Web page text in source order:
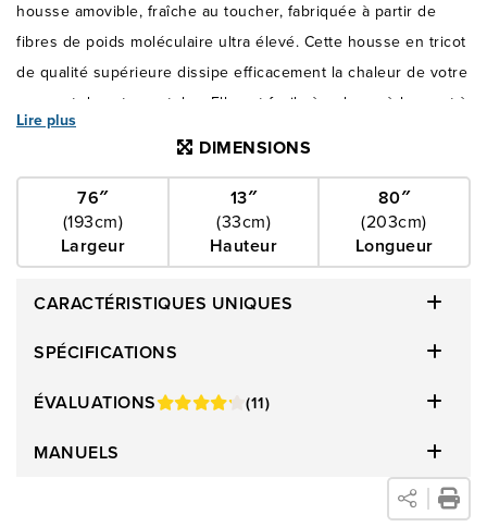
housse amovible, fraîche au toucher, fabriquée à partir de
fibres de poids moléculaire ultra élevé. Cette housse en tricot
de qualité supérieure dissipe efficacement la chaleur de votre
corps et de votre matelas. Elle est facile à enlever, à laver et à
remettre. Inspiré des vêtements de sport, le panneau
capacités d'adaptation du matériau TEMPUR®. Bénéficiez d'un
soulagement ultime de la pression grâce au matériau
TEMPUR-APR+®, conçu pour réagir précisément aux besoins
les douleurs. Le matériau TEMPUR® exclusif offre un soutien
exceptionnel, un soulagement de la pression et une isolation
zones offre un soutien ciblé, garantissant que votre colonne
vertébrale reste naturellement alignée tout en berçant les
Lire plus
DIMENSIONS
76″
(193cm)
Largeur
13″
(33cm)
Hauteur
80″
(203cm)
Longueur
CARACTÉRISTIQUES UNIQUES
SPÉCIFICATIONS
ÉVALUATIONS
(11)
MANUELS